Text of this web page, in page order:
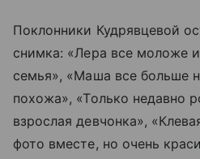
Поклонники Кудрявцевой
снимка: «Лера все моложе
семья», «Маша все больше
похожа», «Только недавно
взрослая девчонка»,
фото вместе, но очень